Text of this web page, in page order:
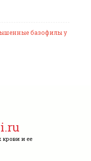
базофилы у
крови и ее